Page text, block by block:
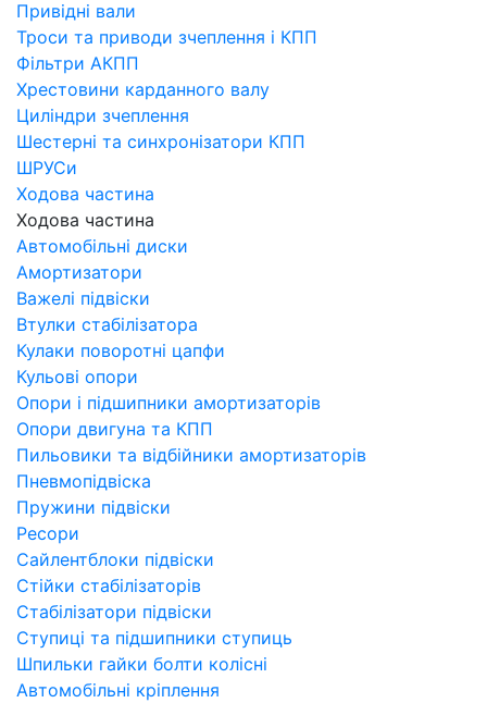
Привідні вали
Троси та приводи зчеплення і КПП
Фільтри АКПП
Хрестовини карданного валу
Циліндри зчеплення
Шестерні та синхронізатори КПП
ШРУСи
Ходова частина
Ходова частина
Автомобільні диски
Амортизатори
Важелі підвіски
Втулки стабілізатора
Кулаки поворотні цапфи
Кульові опори
Опори і підшипники амортизаторів
Опори двигуна та КПП
Пильовики та відбійники амортизаторів
Пневмопідвіска
Пружини підвіски
Ресори
Сайлентблоки підвіски
Стійки стабілізаторів
Стабілізатори підвіски
Ступиці та підшипники ступиць
Шпильки гайки болти колісні
Автомобільні кріплення